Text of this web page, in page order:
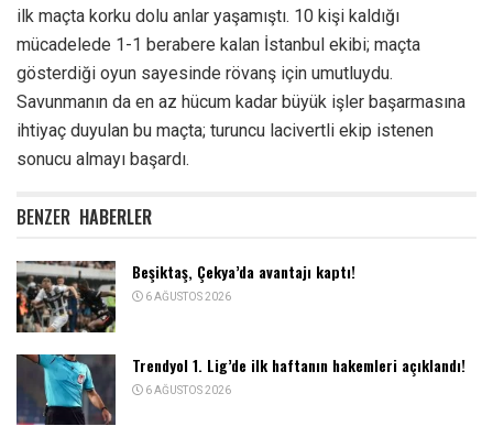
ilk maçta korku dolu anlar yaşamıştı. 10 kişi kaldığı
mücadelede 1-1 berabere kalan İstanbul ekibi; maçta
gösterdiği oyun sayesinde rövanş için umutluydu.
Savunmanın da en az hücum kadar büyük işler başarmasına
ihtiyaç duyulan bu maçta; turuncu lacivertli ekip istenen
sonucu almayı başardı.
BENZER HABERLER
Beşiktaş, Çekya’da avantajı kaptı!
6 AĞUSTOS 2026
Trendyol 1. Lig’de ilk haftanın hakemleri açıklandı!
6 AĞUSTOS 2026